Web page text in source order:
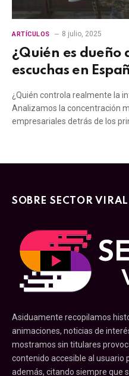
ARTÍCULOS 8 julio, 2025
¿Quién es dueño
escuchas en
¿Quién controla realmente la
Analizamos la concentración
empresariales detrás de los
SOBRE SECTOR VIRAL
Asiduamente recopilamos
animaciones, noticias de
mostramos sin titulares
contenido accesible al usuario
además, citando siempre que